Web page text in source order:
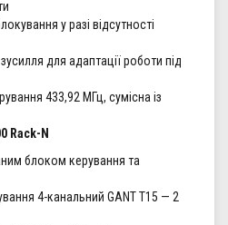
у разі відсутності
для адаптації роботи під
433,92 МГц, сумісна із
Rack-N
блоком керування та
4-канальний GANT T15 — 2